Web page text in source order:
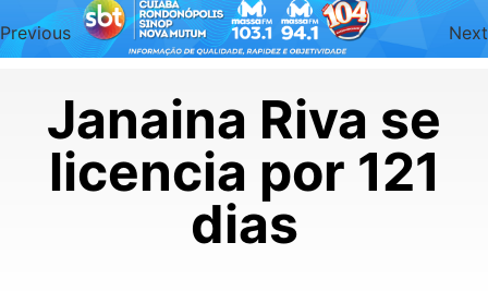
Previous Next
Janaina Riva se
licencia por 121
dias